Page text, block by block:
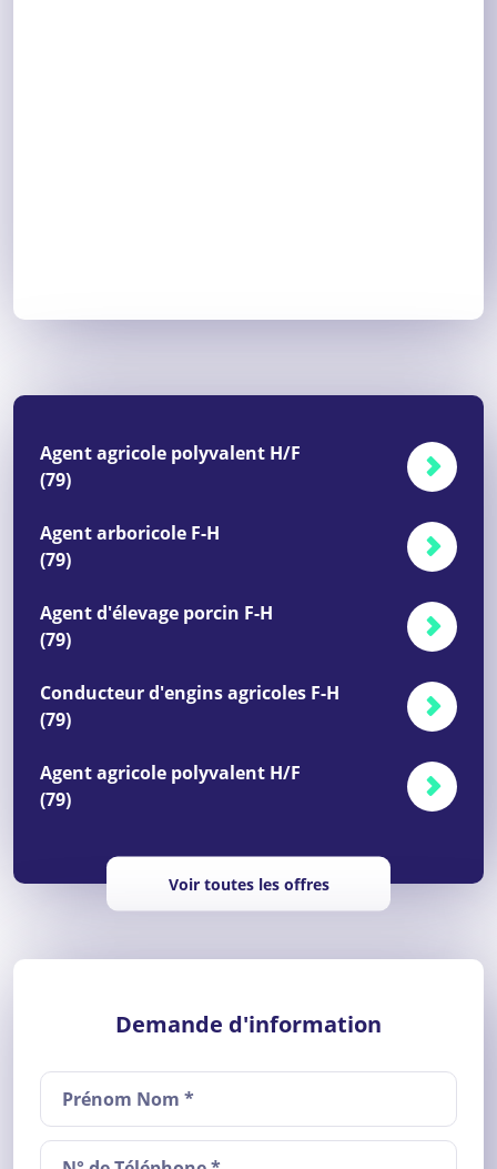
Agent agricole polyvalent H/F
(79)
Agent arboricole F-H
(79)
Agent d'élevage porcin F-H
(79)
Conducteur d'engins agricoles F-H
(79)
Agent agricole polyvalent H/F
(79)
Voir toutes les offres
Demande d'information